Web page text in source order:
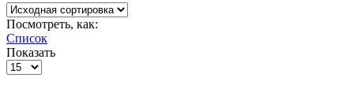
Посмотреть, как:
Список
Показать
Товаров